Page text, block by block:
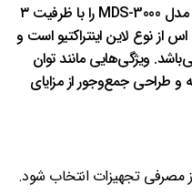
مگا مداوم با سابقه‌ای بیش از ۲۰ سال، مدل MDS-3000 را با ظرفیت ۳
از نوع لاین اینتراکتیو است و
ویژگی‌هایی مانند توان
تاخیر ۱۵ میلی‌ثانیه و طراحی جمع‌وجور از مزایای
مصرفی تجهیزات انتخاب شود.